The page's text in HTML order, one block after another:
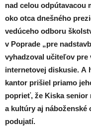
nad celou odpútavacou
oko otca dnešného
vedúceho odboru
v Poprade „pre
vyhadzoval učiteľov pre
internetovej diskusie. A
kantor prišiel priamo
poprieť, že Kiska senior
a kultúry aj náboženské
podujatí.